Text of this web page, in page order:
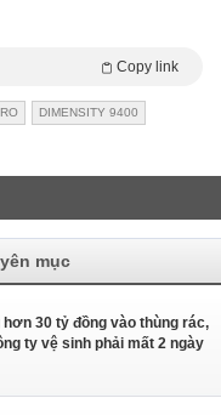
Copy link
DIMENSITY 9400
mục
30 tỷ đồng vào thùng rác,
ty vệ sinh phải mất 2 ngày